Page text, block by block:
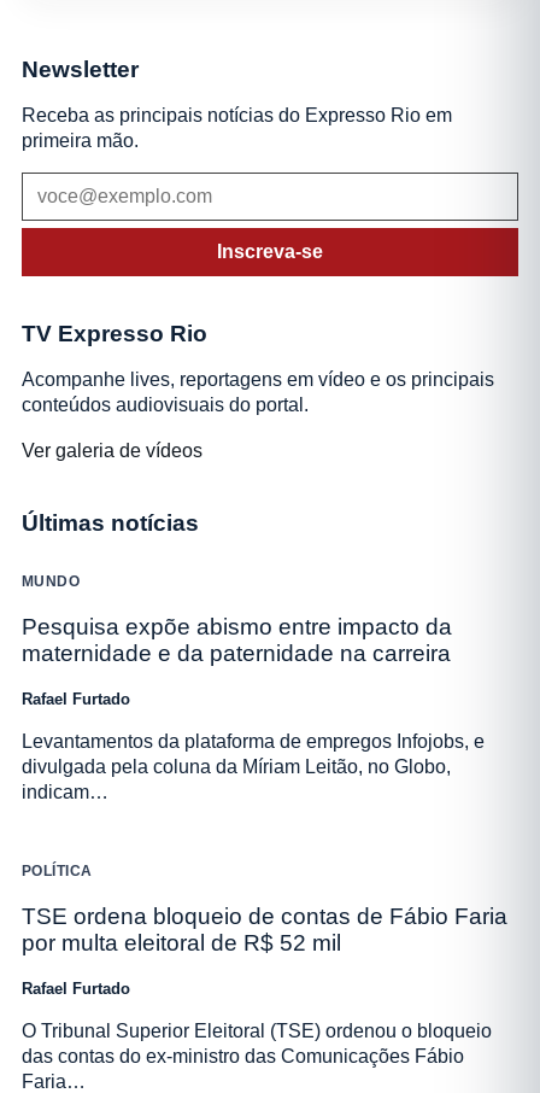
Newsletter
Receba as principais notícias do Expresso Rio em
primeira mão.
Inscreva-se
TV Expresso Rio
Acompanhe lives, reportagens em vídeo e os principais
conteúdos audiovisuais do portal.
Ver galeria de vídeos
Últimas notícias
MUNDO
Pesquisa expõe abismo entre impacto da
maternidade e da paternidade na carreira
Rafael Furtado
Levantamentos da plataforma de empregos Infojobs, e
divulgada pela coluna da Míriam Leitão, no Globo,
indicam…
POLÍTICA
TSE ordena bloqueio de contas de Fábio Faria
por multa eleitoral de R$ 52 mil
Rafael Furtado
O Tribunal Superior Eleitoral (TSE) ordenou o bloqueio
das contas do ex-ministro das Comunicações Fábio
Faria…